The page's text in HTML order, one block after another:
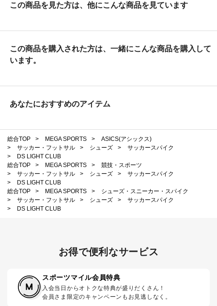
この商品を見た方は、他にこんな商品を見ています
この商品を購入された方は、一緒にこんな商品を購入して
います。
あなたにおすすめのアイテム
総合TOP > MEGA SPORTS >
ASICS(アシックス)
>
サッカー・フットサル > シューズ >
サッカースパイク
>
DS LIGHT CLUB
総合TOP
> MEGA SPORTS >
競技・スポーツ
>
サッカー・フットサル > シューズ >
サッカースパイク
>
DS LIGHT CLUB
総合TOP
> MEGA SPORTS >
シューズ・スニーカー・スパイク
>
サッカー・フットサル > シューズ >
サッカースパイク
>
DS LIGHT CLUB
お得で便利なサービス
スポーツマイル会員特典
入会当日からオトクな特典が盛りだくさん！
会員さま限定のキャンペーンもお見逃しなく。